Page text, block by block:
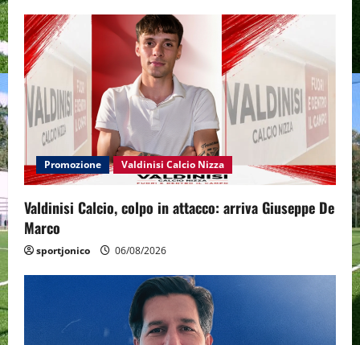
Promozione Valdinisi Calcio Nizza
Valdinisi Calcio, colpo in attacco: arriva Giuseppe De
Marco
sportjonico 06/08/2026